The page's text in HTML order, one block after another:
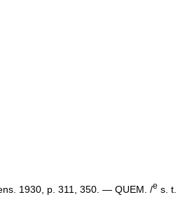
1930, p. 311, 350. — QUEM. /e s. t.